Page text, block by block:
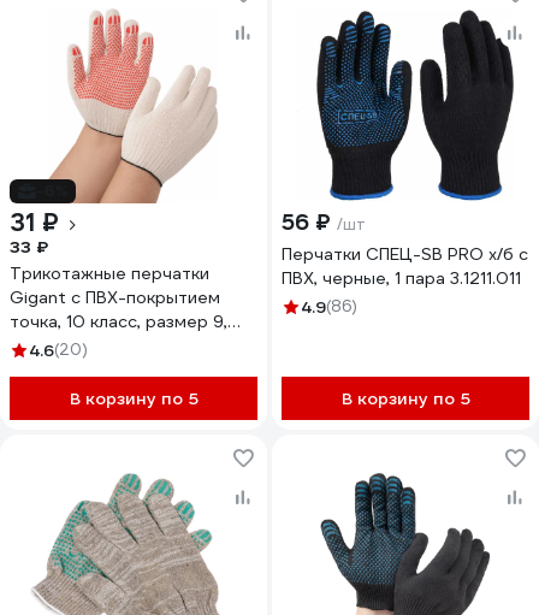
31 ₽
33 ₽
Трикотажные перчатки
Gigant с ПВХ-покрытием
точка, 10 класс, размер 9,
белые GGC-12
4.6(20)
В корзину по 5
56 ₽ /шт
Перчатки СПЕЦ-SB PRO х/б с
ПВХ, черные, 1 пара 3.1211.011
4.9(86)
В корзину по 5